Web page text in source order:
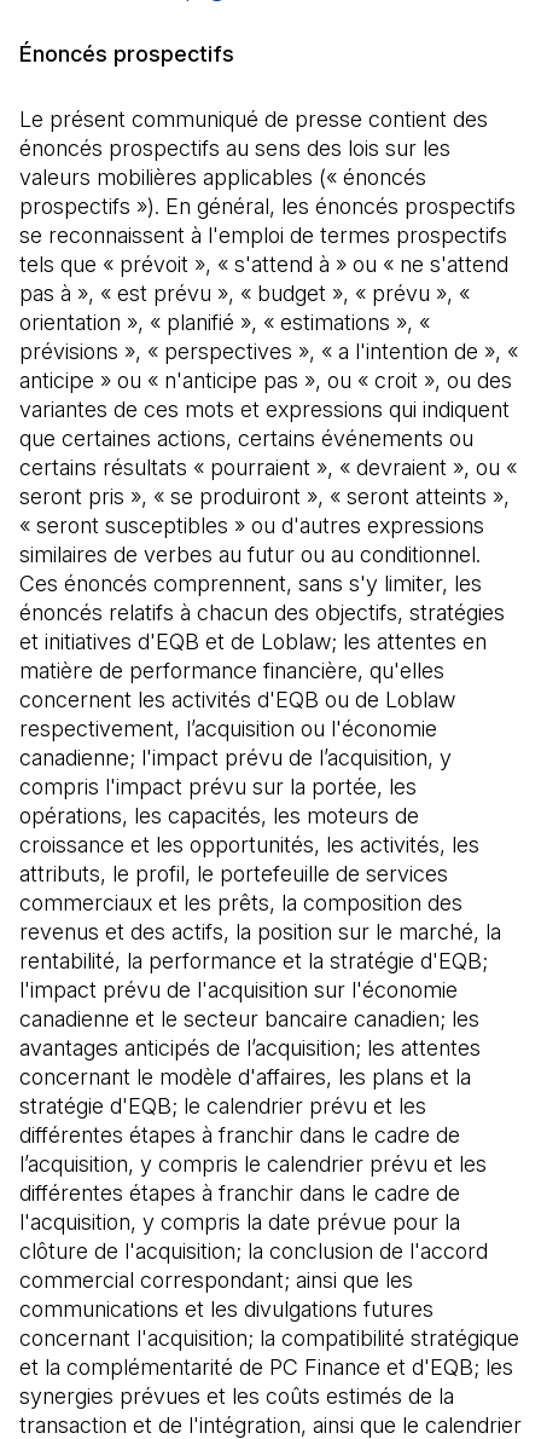
Énoncés prospectifs
Le présent communiqué de presse contient des
énoncés prospectifs au sens des lois sur les
valeurs mobilières applicables (« énoncés
prospectifs »). En général, les énoncés prospectifs
se reconnaissent à l'emploi de termes prospectifs
tels que « prévoit », « s'attend à » ou « ne s'attend
pas à », « est prévu », « budget », « prévu », «
orientation », « planifié », « estimations », «
prévisions », « perspectives », « a l'intention de », «
anticipe » ou « n'anticipe pas », ou « croit », ou des
variantes de ces mots et expressions qui indiquent
que certaines actions, certains événements ou
certains résultats « pourraient », « devraient », ou «
seront pris », « se produiront », « seront atteints »,
« seront susceptibles » ou d'autres expressions
similaires de verbes au futur ou au conditionnel.
Ces énoncés comprennent, sans s'y limiter, les
énoncés relatifs à chacun des objectifs, stratégies
et initiatives d'EQB et de Loblaw; les attentes en
matière de performance financière, qu'elles
concernent les activités d'EQB ou de Loblaw
respectivement, l’acquisition ou l'économie
canadienne; l'impact prévu de l’acquisition, y
compris l'impact prévu sur la portée, les
opérations, les capacités, les moteurs de
croissance et les opportunités, les activités, les
attributs, le profil, le portefeuille de services
commerciaux et les prêts, la composition des
revenus et des actifs, la position sur le marché, la
rentabilité, la performance et la stratégie d'EQB;
l'impact prévu de l'acquisition sur l'économie
canadienne et le secteur bancaire canadien; les
avantages anticipés de l’acquisition; les attentes
concernant le modèle d'affaires, les plans et la
stratégie d'EQB; le calendrier prévu et les
différentes étapes à franchir dans le cadre de
l’acquisition, y compris le calendrier prévu et les
différentes étapes à franchir dans le cadre de
l'acquisition, y compris la date prévue pour la
clôture de l'acquisition; la conclusion de l'accord
commercial correspondant; ainsi que les
communications et les divulgations futures
concernant l'acquisition; la compatibilité stratégique
et la complémentarité de PC Finance et d'EQB; les
synergies prévues et les coûts estimés de la
transaction et de l'intégration, ainsi que le calendrier